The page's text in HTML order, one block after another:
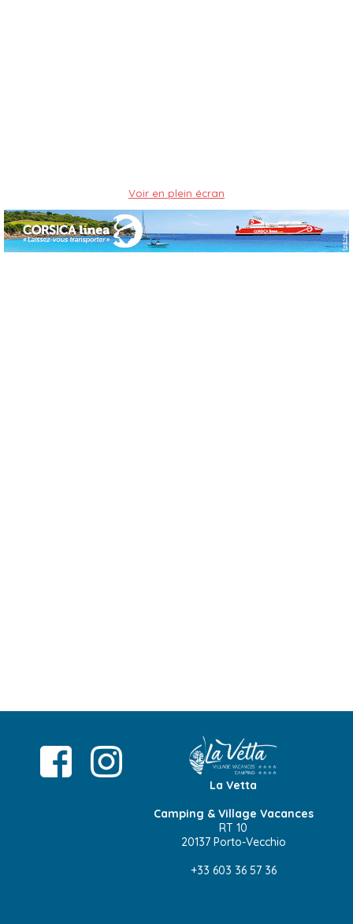
Voir en plein écran
La Vetta
Camping & Village Vacances
RT 10
20137 Porto-Vecchio
+33 603 36 57 36